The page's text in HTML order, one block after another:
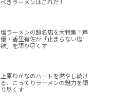
べきラーメンはこれだ！
塩ラーメンの超名店を大特集！声
優・香里有佐が「止まらない塩
欲」を語り尽くす
上原わかなのハートを燃やし続け
る、こってりラーメンの魅力を語
り尽くす